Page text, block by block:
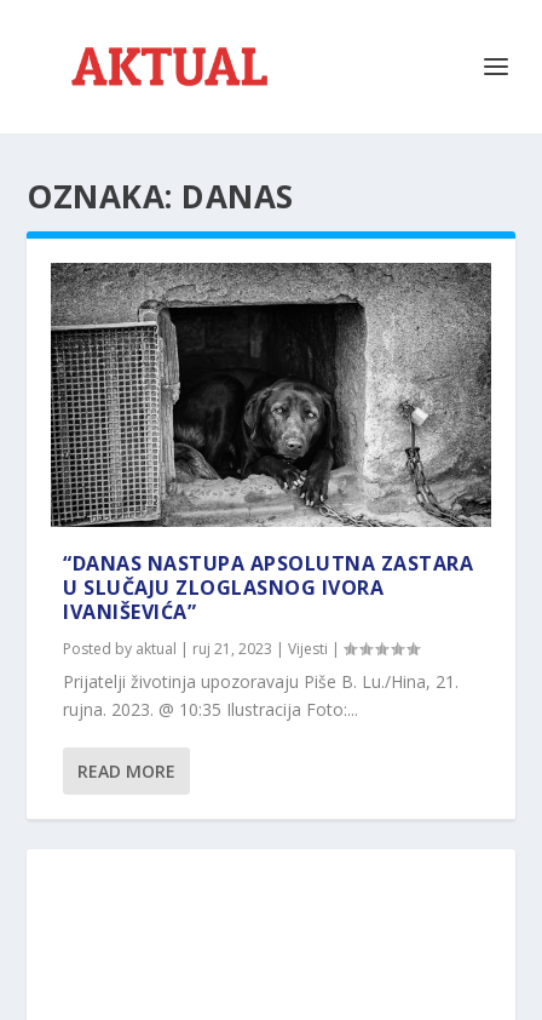
OZNAKA: DANAS
“DANAS NASTUPA APSOLUTNA ZASTARA
U SLUČAJU ZLOGLASNOG IVORA
IVANIŠEVIĆA”
Posted by aktual | ruj 21, 2023 |Vijesti |
Prijatelji životinja upozoravaju Piše B. Lu./Hina, 21.
rujna. 2023. @ 10:35 Ilustracija Foto:...
READ MORE